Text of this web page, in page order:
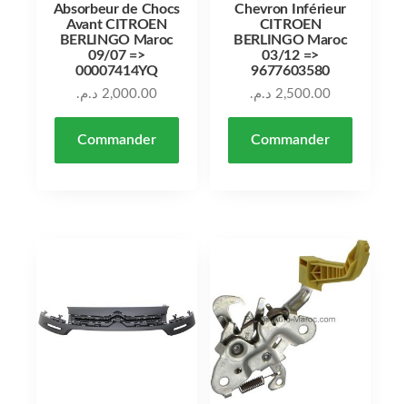
Absorbeur de Chocs
Avant CITROEN
BERLINGO Maroc
09/07 =>
00007414YQ
2,000.00 د.م.
Commander
Chevron Inférieur
CITROEN
BERLINGO Maroc
03/12 =>
9677603580
2,500.00 د.م.
Commander